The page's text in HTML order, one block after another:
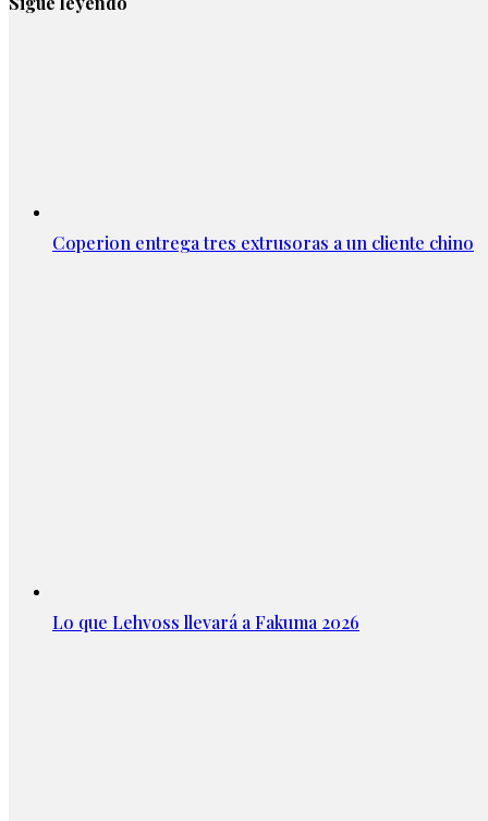
Coperion entrega tres extrusoras a un cliente chino
Lo que Lehvoss llevará a Fakuma 2026